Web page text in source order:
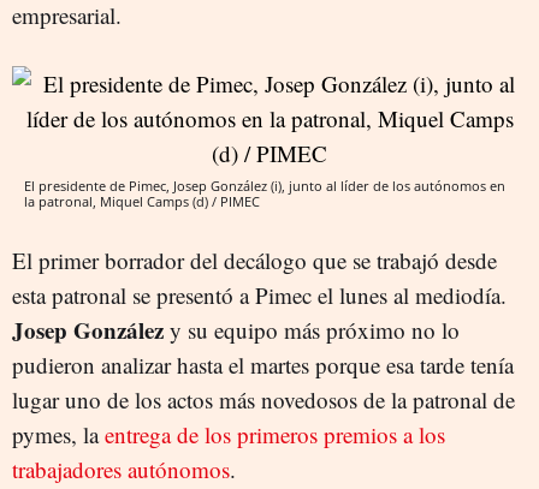
empresarial.
El presidente de Pimec, Josep González (i), junto al líder de los autónomos en
la patronal, Miquel Camps (d) / PIMEC
El primer borrador del decálogo que se trabajó desde
esta patronal se presentó a Pimec el lunes al mediodía.
Josep González y su equipo más próximo no lo
pudieron analizar hasta el martes porque esa tarde tenía
lugar uno de los actos más novedosos de la patronal de
pymes, laentrega de los primeros premios a los
trabajadores autónomos.